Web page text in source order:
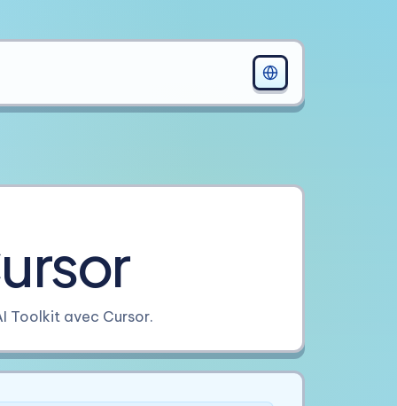
Toolkit avec Cursor.